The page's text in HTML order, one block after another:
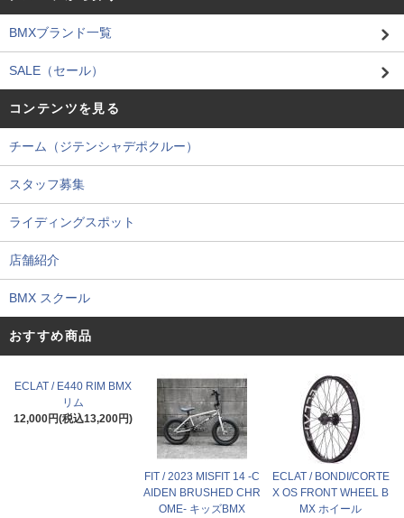
BMXブランド一覧
SALE（セール）
コンテンツを見る
チーム（ジテンシャデポクルー）
スタッフ募集
ライディングスポット
店舗紹介
BMX スクール
おすすめ商品
ECLAT / E440 RIM BMX
リム
12,000円(税込13,200円)
FIT / 2023 MISFIT 14 -C
AIDEN BRUSHED CHR
OME- キッズBMX
ECLAT / BONDI/CORTE
X OS FRONT WHEEL B
MX ホイール